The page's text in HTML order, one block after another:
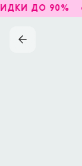
ДО 90%